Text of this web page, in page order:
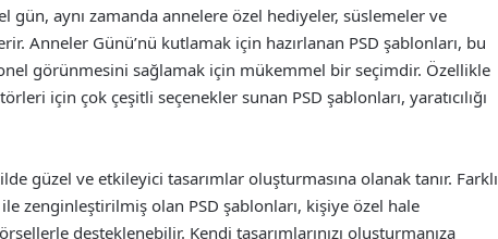
gün, aynı zamanda annelere özel hediyeler, süslemeler ve
Anneler Günü’nü kutlamak için hazırlanan PSD şablonları, bu
görünmesini sağlamak için mükemmel bir seçimdir. Özellikle
için çok çeşitli seçenekler sunan PSD şablonları, yaratıcılığı
güzel ve etkileyici tasarımlar oluşturmasına olanak tanır. Farklı
zenginleştirilmiş olan PSD şablonları, kişiye özel hale
desteklenebilir. Kendi tasarımlarınızı oluşturmanıza